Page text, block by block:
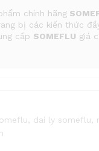
chính hãng
bị các kiến thức
cấp SOMEFLU giá
dai ly someflu